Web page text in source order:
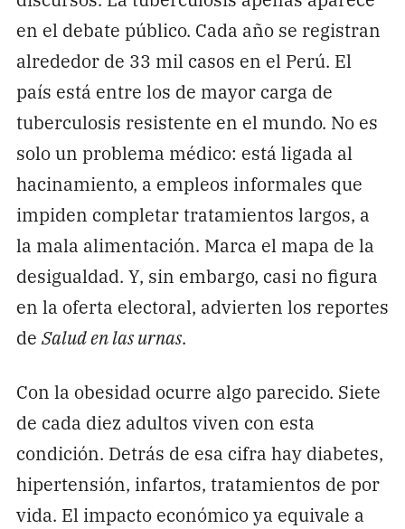
en el debate público. Cada año se registran
alrededor de 33 mil casos en el Perú. El
país está entre los de mayor carga de
tuberculosis resistente en el mundo. No es
solo un problema médico: está ligada al
hacinamiento, a empleos informales que
impiden completar tratamientos largos, a
la mala alimentación. Marca el mapa de la
desigualdad. Y, sin embargo, casi no figura
en la oferta electoral, advierten los reportes
de Salud en las urnas.
Con la obesidad ocurre algo parecido. Siete
de cada diez adultos viven con esta
condición. Detrás de esa cifra hay diabetes,
hipertensión, infartos, tratamientos de por
vida. El impacto económico ya equivale a